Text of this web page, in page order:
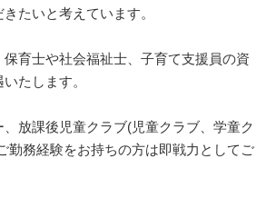
たいと考えています。
育士や社会福祉士、子育て支援員の資
たします。
、放課後児童クラブ(児童クラブ、学童ク
勤務経験をお持ちの方は即戦力としてご